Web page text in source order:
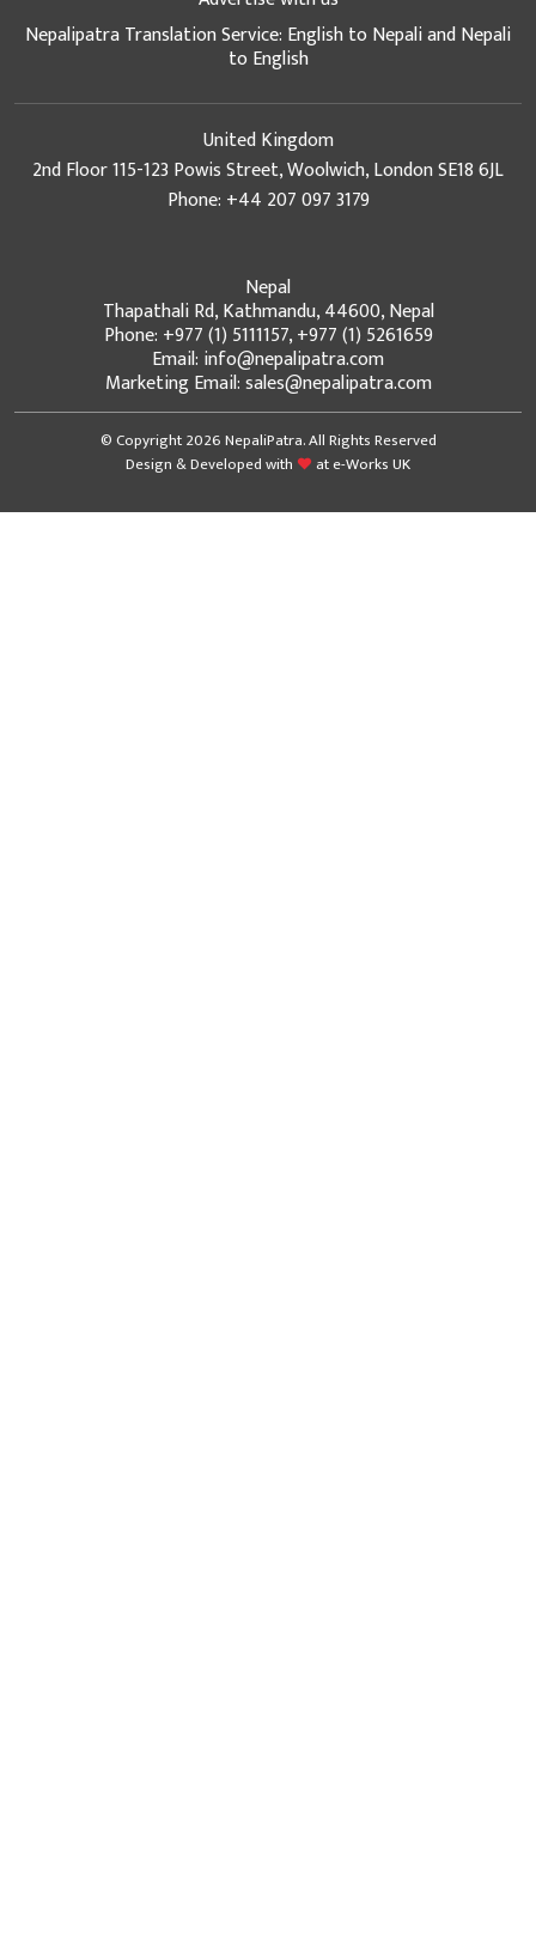
Nepalipatra Translation Service: English to Nepali and Nepali
to English
United Kingdom
2nd Floor 115-123 Powis Street, Woolwich, London SE18 6JL
Phone: +44 207 097 3179
Nepal
Thapathali Rd, Kathmandu, 44600, Nepal
Phone: +977 (1) 5111157, +977 (1) 5261659
Email: info@nepalipatra.com
Marketing Email: sales@nepalipatra.com
© Copyright 2026 NepaliPatra. All Rights Reserved
Design & Developed with
ate-Works UK